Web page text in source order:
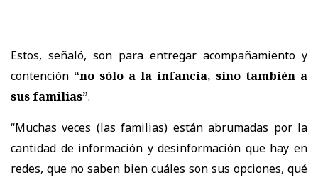
Estos, señaló, son para entregar acompañamiento y
contención “no sólo a la infancia, sino también a
sus familias”.
“Muchas veces (las familias) están abrumadas por la
cantidad de información y desinformación que hay en
redes, que no saben bien cuáles son sus opciones, qué